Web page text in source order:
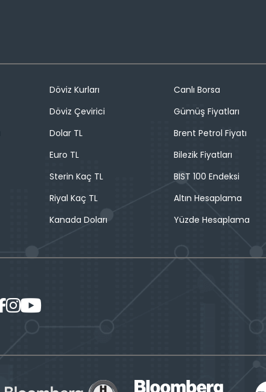
Döviz Kurları
Döviz Çevirici
Dolar TL
Euro TL
Sterin Kaç TL
Riyal Kaç TL
Kanada Doları
Canlı Borsa
Gümüş Fiyatları
Brent Petrol Fiyatı
Bilezik Fiyatları
BIST 100 Endeksi
Altın Hesaplama
Yüzde Hesaplama